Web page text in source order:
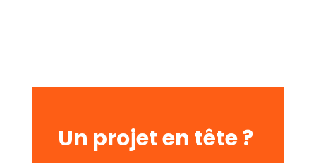
Un projet en tête ?